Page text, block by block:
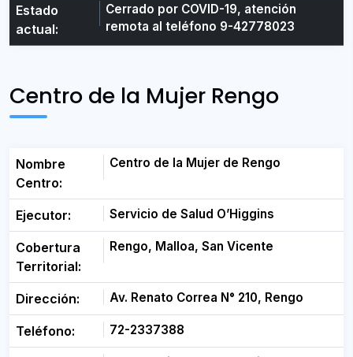
Estado
actual:
Cerrado por COVID-19, atención
remota al teléfono 9-42778023
Centro de la Mujer Rengo
Nombre
Centro:
Centro de la Mujer de Rengo
Ejecutor: Servicio de Salud O’Higgins
Cobertura
Territorial:
Rengo, Malloa, San Vicente
Dirección: Av. Renato Correa N° 210, Rengo
Teléfono: 72-2337388